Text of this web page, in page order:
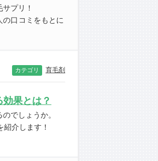
プリ！
口コミをもとに
カテゴリ 育毛剤
果とは？
でしょうか。
介します！